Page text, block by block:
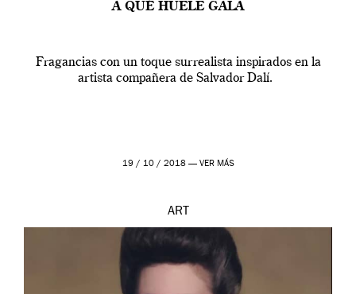
A QUÉ HUELE GALA
Fragancias con un toque surrealista inspirados en la
artista compañera de Salvador Dalí.
19 / 10 / 2018 — VER MÁS
ART